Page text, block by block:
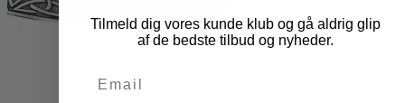
Tilmeld dig vores kunde klub og gå aldrig glip
af de bedste tilbud og nyheder.